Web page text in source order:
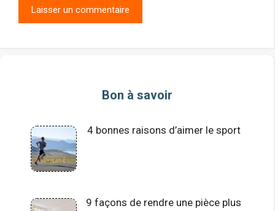
Bon à savoir
4 bonnes raisons d’aimer le sport
9 façons de rendre une pièce plus